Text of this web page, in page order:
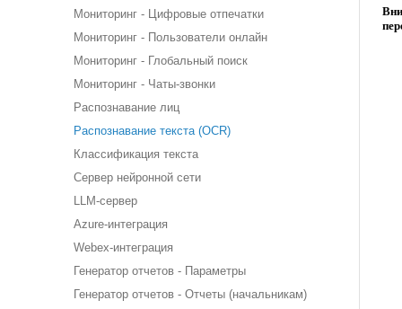
Мониторинг - Цифровые отпечатки
Мониторинг - Пользователи онлайн
Мониторинг - Глобальный поиск
Мониторинг - Чаты-звонки
Распознавание лиц
Распознавание текста (OCR)
Классификация текста
Сервер нейронной сети
LLM-сервер
Azure-интеграция
Webex-интеграция
Генератор отчетов - Параметры
Генератор отчетов - Отчеты (начальникам)